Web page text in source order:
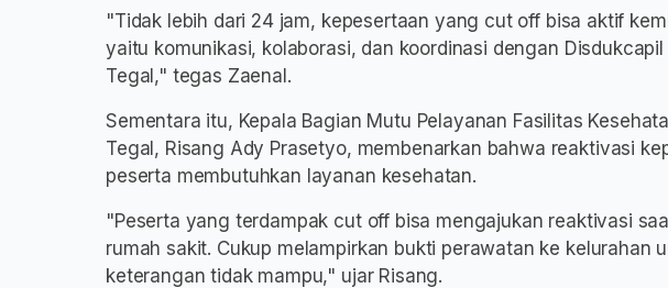
"Tidak lebih dari 24 jam, kepesertaan yang cut off bisa aktif
yaitu komunikasi, kolaborasi, dan koordinasi dengan
Tegal," tegas Zaenal.
Sementara itu, Kepala Bagian Mutu Pelayanan Fasilitas
Tegal, Risang Ady Prasetyo, membenarkan bahwa reaktivasi
peserta membutuhkan layanan kesehatan.
"Peserta yang terdampak cut off bisa mengajukan reaktivasi
rumah sakit. Cukup melampirkan bukti perawatan ke kelurahan
keterangan tidak mampu," ujar Risang.